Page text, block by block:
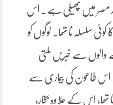
اور مصر میں پھیلی ہے۔ اس
سلسلہ نا تھا۔ لوگوں کو
سے خبریں ملتی
اس طاعون کی بیماری سے
تھا، اس کے علاوہ بخار،